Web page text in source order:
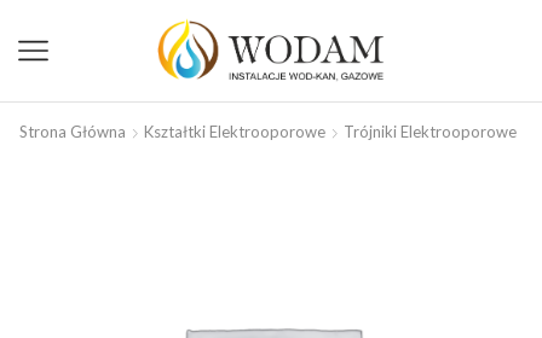
Strona Główna Kształtki Elektrooporowe Trójniki Elektrooporowe